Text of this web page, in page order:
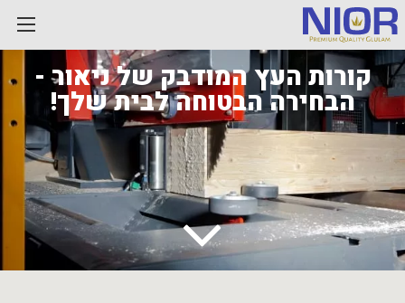
Skip
to
content
קורות העץ המודבק של ניאור -
הבחירה הבטוחה לבית שלך!